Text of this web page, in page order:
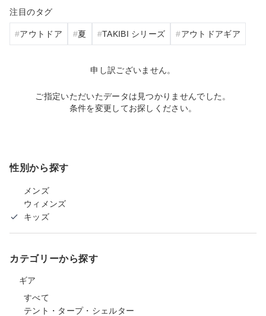
注目のタグ
アウトドア 夏 TAKIBI シリーズ アウトドアギア
申し訳ございません。
ご指定いただいたデータは見つかりませんでした。
条件を変更してお探しください。
性別から探す
メンズ
ウィメンズ
キッズ
カテゴリーから探す
ギア
すべて
テント・タープ・シェルター